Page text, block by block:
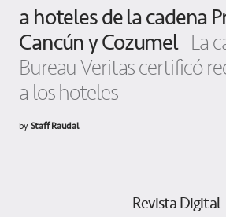
a hoteles de la cadena
Cancún y Cozumel La
Bureau Veritas certificó
a los hoteles
byStaff Raudal
Revista Digital